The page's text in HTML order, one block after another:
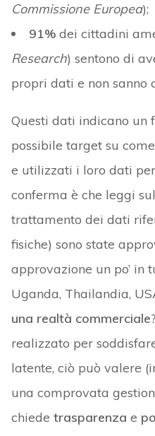
Commissione Europea);
91%dei cittadini
Research) sentono di
propri dati e non sanno
Questi dati indicano un
possibile target su
e utilizzati i loro dati
conferma è che leggi
trattamento dei dati
fisiche) sono state
approvazione un po’ in
Uganda, Thailandia,
una realtà commerciale
realizzato per
latente, ciò può valere
una comprovata
chiede trasparenza e